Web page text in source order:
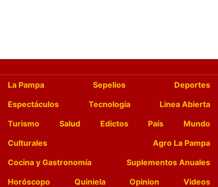
La Pampa Sepelios
Deportes
Espectáculos
Tecnología
Linea Abierta
Turismo
Salud Edictos País
Mundo
Culturales
Agro La Pampa
Cocina y Gastronomía
Suplementos Anuales
Horóscopo
Quiniela Opinion
Videos